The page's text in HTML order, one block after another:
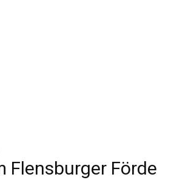
Flensburger Förde